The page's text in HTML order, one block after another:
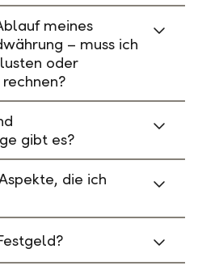
meines
– muss ich
oder
gibt es?
die ich